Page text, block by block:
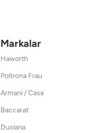
Markalar
Haworth
Poltrona Frau
Armani / Casa
Baccarat
Duxiana